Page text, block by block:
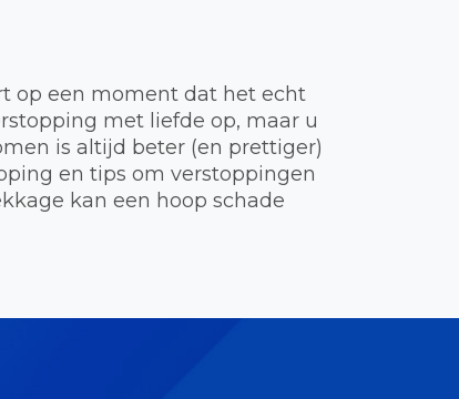
op een moment dat het echt
met liefde op, maar u
is altijd beter (en prettiger)
en tips om verstoppingen
kan een hoop schade